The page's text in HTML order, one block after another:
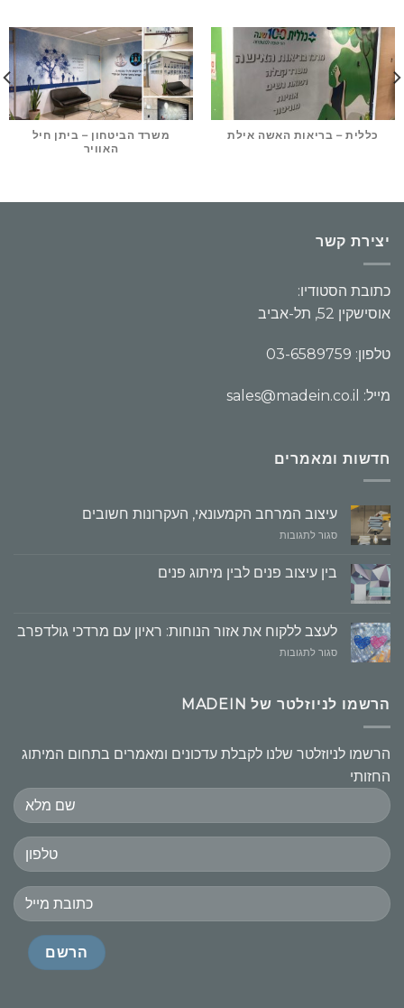
כללית – בריאות האשה אילת
משרד הביטחון – ביתן חיל
האוויר
יצירת קשר
כתובת הסטודיו:
אוסישקין 52, תל-אביב
טלפון: 03-6589759
מייל: sales@madein.co.il
חדשות ומאמרים
עיצוב המרחב הקמעונאי, העקרונות חשובים
סגור לתגובותעל
הקמעונאי,
בין עיצוב פנים לבין מיתוג פנים
לעצב ללקוח את אזור הנוחות: ראיון עם מרדכי גולדפרב
סגור לתגובותעל
את
אזור
עם
גולדפרב
הרשמו לניוזלטר של MADEIN
הרשמו לניוזלטר שלנו לקבלת עדכונים ומאמרים בתחום המיתוג
החזותי